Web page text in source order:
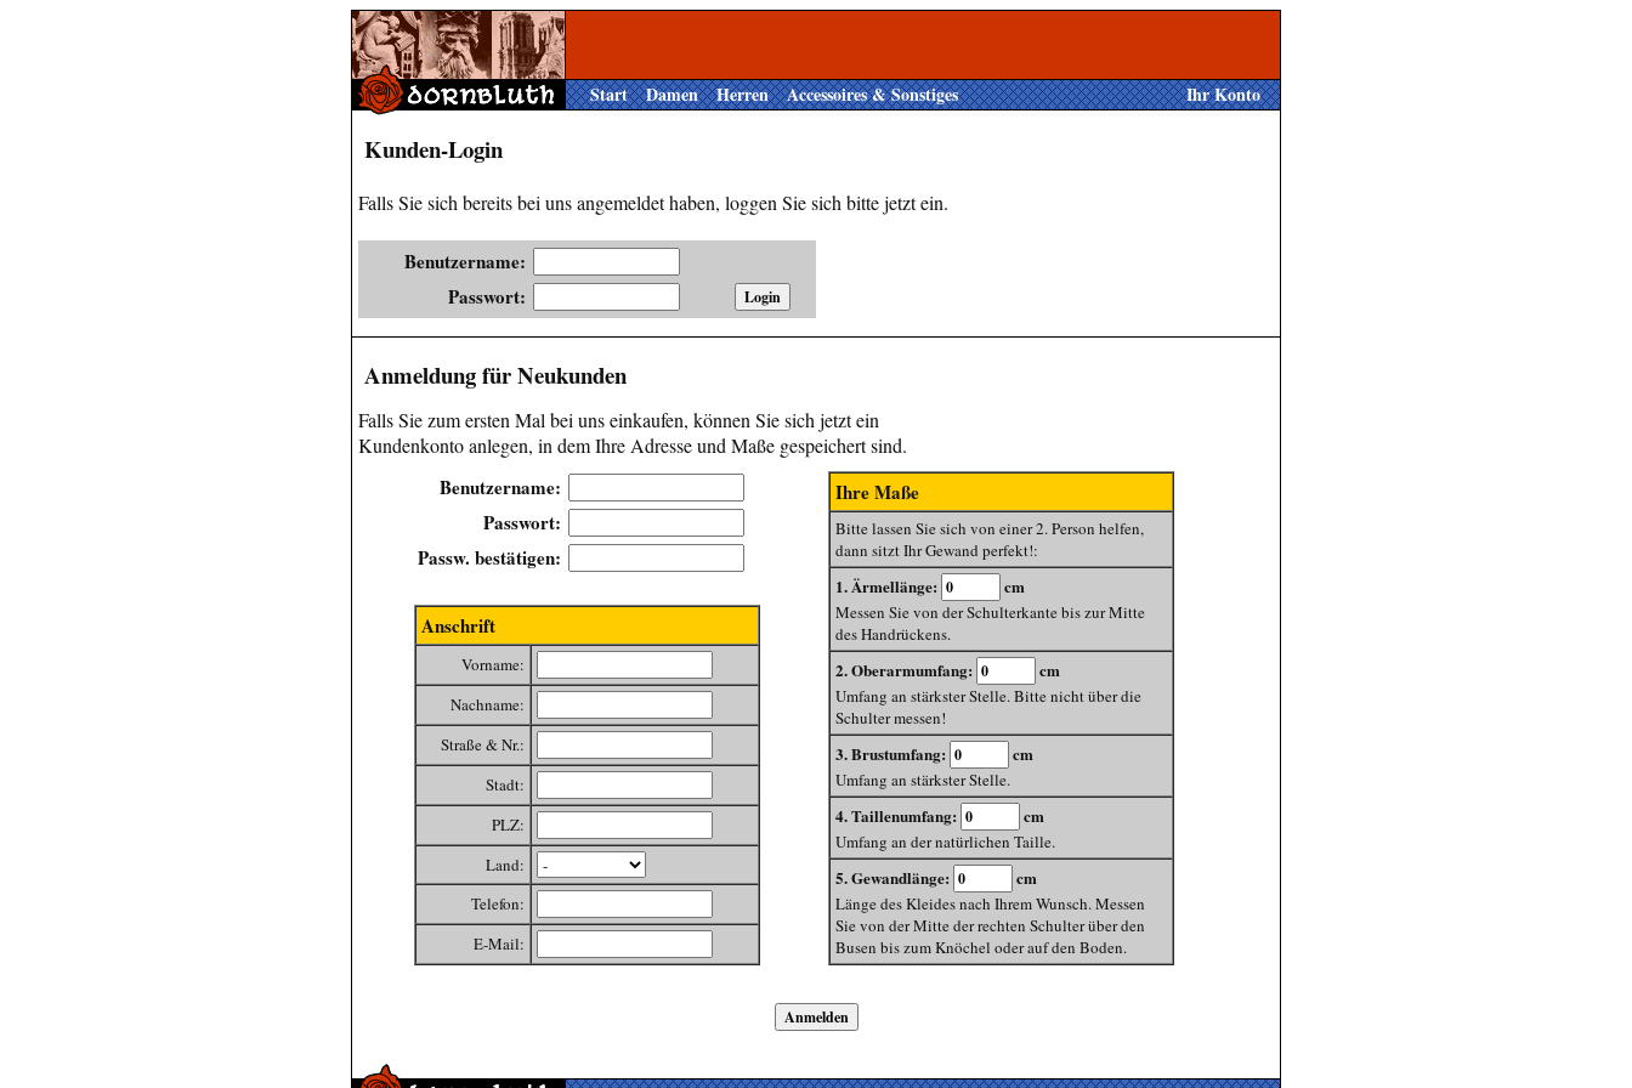
Start Damen Herren Accessoires & Sonstiges Ihr Konto
Kunden-Login
Falls Sie sich bereits bei uns angemeldet haben, loggen Sie sich bitte jetzt ein.
Benutzername:
Passwort:
Anmeldung für Neukunden
Falls Sie zum ersten Mal bei uns einkaufen, können Sie sich jetzt ein
Kundenkonto anlegen, in dem Ihre Adresse und Maße gespeichert sind.
Benutzername:
Passwort:
Passw. bestätigen:
Anschrift
Vorname:
Nachname:
Straße & Nr.:
Stadt:
PLZ:
Land:
Telefon:
E-Mail:
Ihre Maße
Bitte lassen Sie sich von einer 2. Person helfen,
dann sitzt Ihr Gewand perfekt!:
1. Ärmellänge: cm
Messen Sie von der Schulterkante bis zur Mitte
des Handrückens.
2. Oberarmumfang: cm
Umfang an stärkster Stelle. Bitte nicht über die
Schulter messen!
3. Brustumfang: cm
Umfang an stärkster Stelle.
4. Taillenumfang: cm
Umfang an der natürlichen Taille.
5. Gewandlänge: cm
Länge des Kleides nach Ihrem Wunsch. Messen
Sie von der Mitte der rechten Schulter über den
Busen bis zum Knöchel oder auf den Boden.